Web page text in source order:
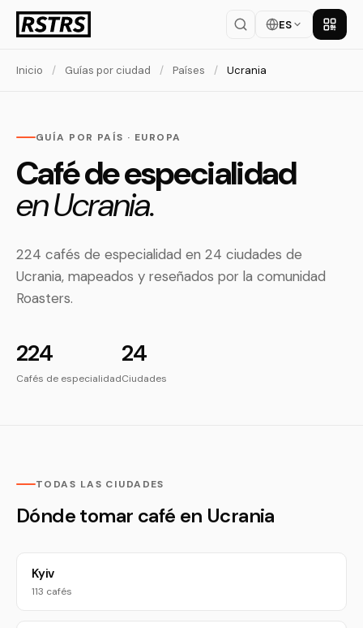
ES
Inicio / Guías por ciudad / Países / Ucrania
GUÍA POR PAÍS · EUROPA
Café de especialidad
en Ucrania.
224 cafés de especialidad en 24 ciudades de
Ucrania, mapeados y reseñados por la comunidad
Roasters.
224
Cafés de especialidad
24
Ciudades
TODAS LAS CIUDADES
Dónde tomar café en Ucrania
Kyiv
113 cafés